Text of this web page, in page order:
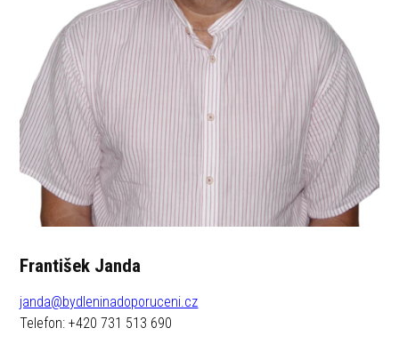
František Janda
janda@bydleninadoporuceni.cz
Telefon: +420 731 513 690